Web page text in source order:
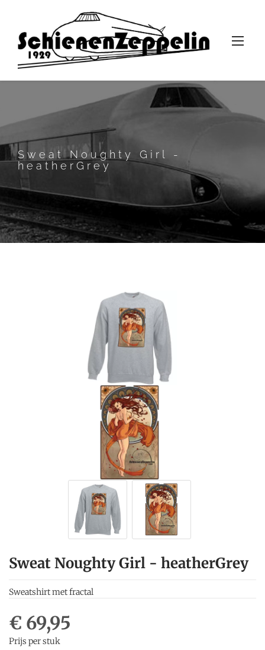
Sweat Noughty Girl -
heatherGrey
Sweat Noughty Girl - heatherGrey
Sweatshirt met fractal
€ 69,95
Prijs per stuk